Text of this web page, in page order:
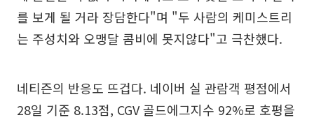
를 보게 될 거라 장담한다"며 "두 사람의 케미스트리
는 주성치와 오맹달 콤비에 못지않다"고 극찬했다.
네티즌의 반응도 뜨겁다. 네이버 실 관람객 평점에서
28일 기준 8.13점, CGV 골드에그지수 92%로 호평을